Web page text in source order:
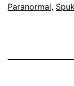
Paranormal,